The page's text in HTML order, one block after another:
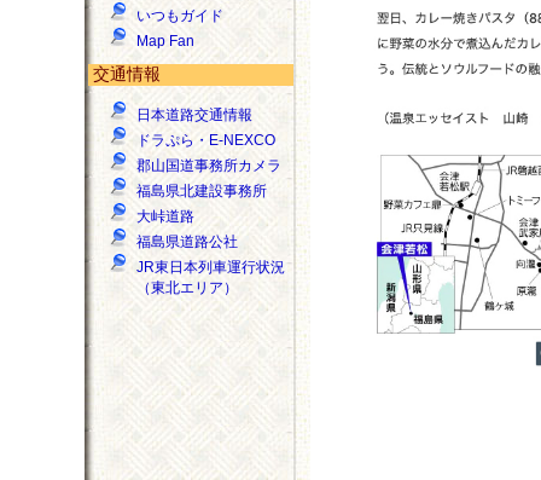
いつもガイド
Map Fan
交通情報
日本道路交通情報
ドラぷら・E-NEXCO
郡山国道事務所カメラ
福島県北建設事務所
大峠道路
福島県道路公社
JR東日本列車運行状況
（東北エリア）